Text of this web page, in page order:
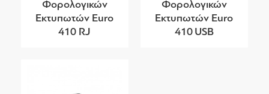
Φορολογικών
Εκτυπωτών Euro
410 RJ
Φορολογικών
Εκτυπωτών Euro
410 USB